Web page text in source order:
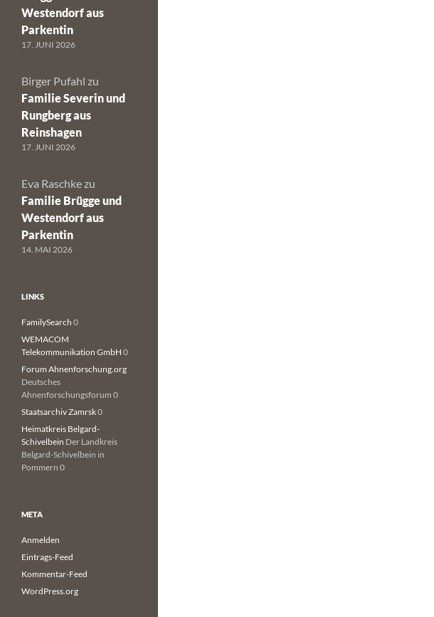
Westendorf aus
Parkentin
17. JUNI 2026
Birger Pufahl zu
Familie Severin und
Rungberg aus
Reinshagen
17. JUNI 2026
Eva Raschke zu
Familie Brügge und
Westendorf aus
Parkentin
14. MAI 2026
LINKS
FamilySearch 0
WEMACOM
Telekommunikation GmbH 0
Forum Ahnenforschung.org
Deutsches
Ahnenforschungsforum 0
Staatsarchiv Zamrsk0
Heimatkreis Belgard-
Schivelbein Der Landkreis
Belgard-Schivelbein in
Pommern 0
META
Anmelden
Eintrags-Feed
Kommentar-Feed
WordPress.org